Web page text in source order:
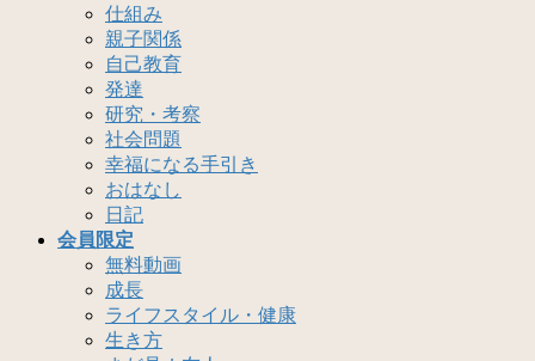
仕組み
親子関係
自己教育
発達
研究・考察
社会問題
幸福になる手引き
おはなし
日記
会員限定
無料動画
成長
ライフスタイル・健康
生き方